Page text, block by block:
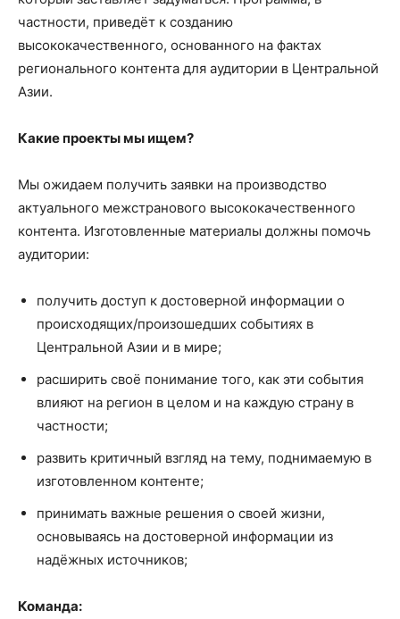
частности, приведёт к созданию
высококачественного, основанного на фактах
регионального контента для аудитории в Центральной
Азии.
Какие проекты мы ищем?
Мы ожидаем получить заявки на производство
актуального межстранового высококачественного
контента. Изготовленные материалы должны помочь
аудитории:
получить доступ к достоверной информации о
происходящих/произошедших событиях в
Центральной Азии и в мире;
расширить своё понимание того, как эти события
влияют на регион в целом и на каждую страну в
частности;
развить критичный взгляд на тему, поднимаемую в
изготовленном контенте;
принимать важные решения о своей жизни,
основываясь на достоверной информации из
надёжных источников;
Команда: